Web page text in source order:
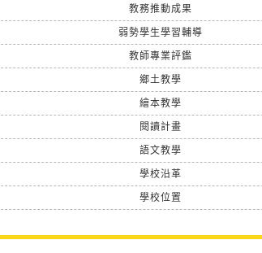
教務推動成果
弱勢學生學習輔導
教師專業評鑑
鄉土教學
繪本教學
閱讀計畫
語文教學
學校沿革
學校位置